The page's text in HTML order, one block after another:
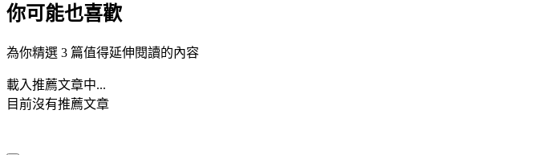
你可能也喜歡
為你精選 3 篇值得延伸閱讀的內容
載入推薦文章中...
目前沒有推薦文章